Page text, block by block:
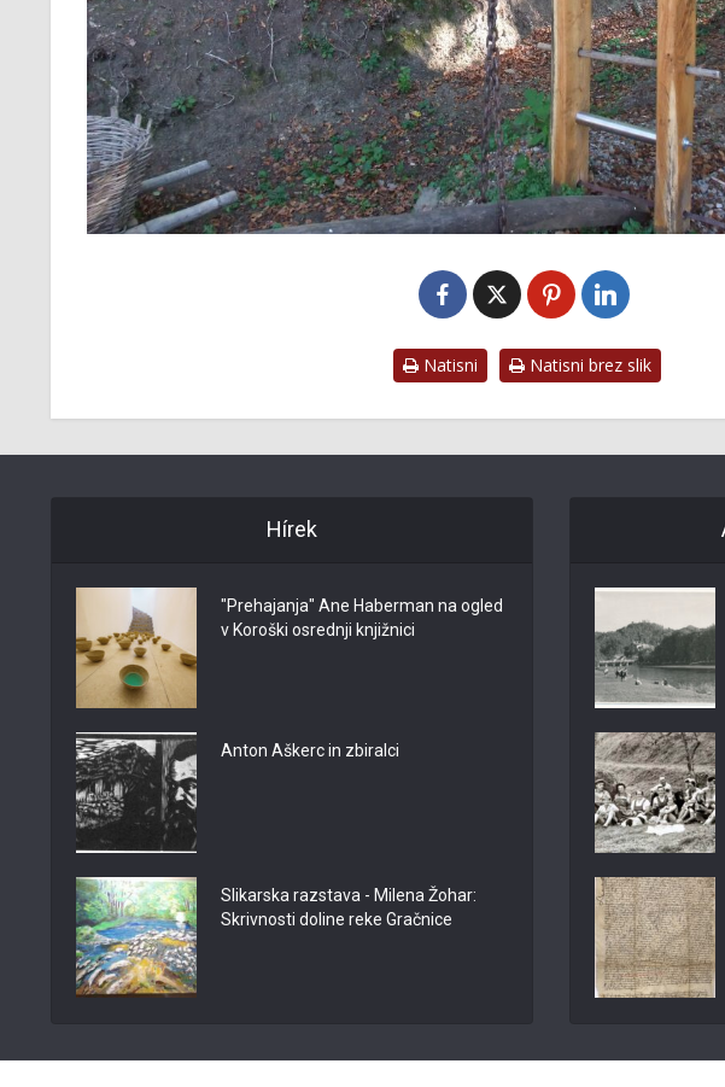
Natisni Natisni brez slik
Hírek
"Prehajanja" Ane Haberman na ogled
v Koroški osrednji knjižnici
Anton Aškerc in zbiralci
Slikarska razstava - Milena Žohar:
Skrivnosti doline reke Gračnice